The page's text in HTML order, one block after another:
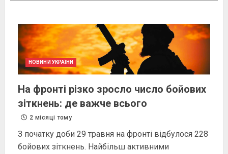
НОВИНИ УКРАЇНИ
На фронті різко зросло число бойових
зіткнень: де важче всього
2 місяці тому
З початку доби 29 травня на фронті відбулося 228
бойових зіткнень. Найбільш активними